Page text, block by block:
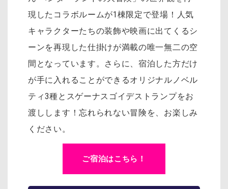
現したコラボルームが1棟限定で登場！人気
キャラクターたちの装飾や映画に出てくるシ
ーンを再現した仕掛けが満載の唯一無二の空
間となっています。さらに、宿泊した方だけ
が手に入れることができるオリジナルノベル
ティ3種とスゲーナスゴイデストランプをお
渡しします！忘れられない冒険を、お楽しみ
ください。
ご宿泊はこちら！